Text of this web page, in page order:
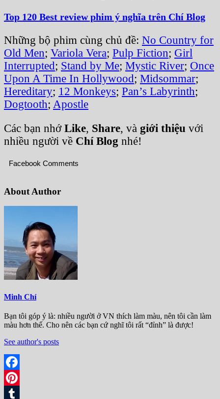
Top 120 Best review phim ý nghĩa trên Chí Blog
Những bộ phim cùng chủ đề: No Country for
Old Men; Variola Vera; Pulp Fiction; Girl
Interrupted; Stand by Me; Mystic River; Once
Upon A Time In Hollywood; Midsommar;
Hereditary; 12 Monkeys; Pan’s Labyrinth;
Dogtooth; Apostle
Các bạn nhớ Like, Share, và giới thiệu với
nhiều người về Chí Blog nhé!
Facebook Comments
About Author
Minh Chí
Bạn tôi góp ý là: nhiều người ở VN thích làm màu, nên tôi cần làm
màu hơn thế. Cho nên các bạn cứ nghĩ tôi rất “đỉnh” là được!
See author's posts
Facebook
Pinterest